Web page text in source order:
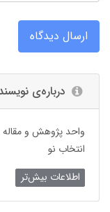
ارسال دیدگاه
درباره‌ی
واحد پژوهش و مقاله
انتخاب نو
اطلاعات بیش‌تر